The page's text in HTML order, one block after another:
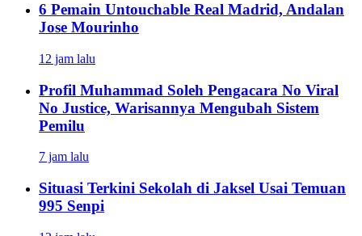
6 Pemain Untouchable Real Madrid, Andalan
Jose Mourinho
12 jam lalu
Profil Muhammad Soleh Pengacara No Viral
No Justice, Warisannya Mengubah Sistem
Pemilu
7 jam lalu
Situasi Terkini Sekolah di Jaksel Usai Temuan
995 Senpi